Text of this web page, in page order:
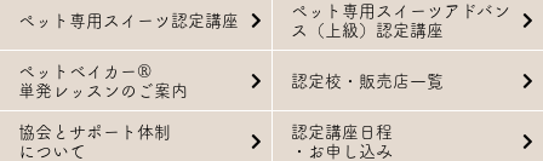
ペット専用スイーツ認定講座
ペット専用スイーツアドバン
ス（上級）認定講座
ペットベイカー®
単発レッスンのご案内
認定校・販売店一覧
協会とサポート体制
について
認定講座日程
・お申し込み